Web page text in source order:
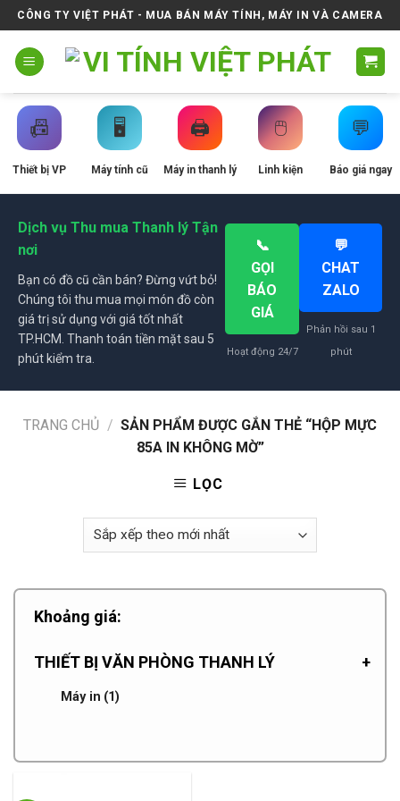
Skip
to
content
CÔNG TY VIỆT PHÁT - MUA BÁN MÁY TÍNH, MÁY IN VÀ CAMERA
📠
Thiết bị VP
🖥️
Máy tính cũ
🖨️
Máy in thanh lý
🖱️
Linh kiện
💬
Báo giá ngay
Dịch vụ Thu mua Thanh lý Tận
nơi
Bạn có đồ cũ cần bán? Đừng vứt bỏ!
Chúng tôi thu mua mọi món đồ còn
giá trị sử dụng với giá tốt nhất
TP.HCM. Thanh toán tiền mặt sau 5
phút kiểm tra.
📞
GỌI
BÁO
GIÁ
Hoạt động 24/7
💬
CHAT
ZALO
Phản hồi sau 1
phút
TRANG CHỦ / SẢN PHẨM ĐƯỢC GẮN THẺ “HỘP MỰC
85A IN KHÔNG MỜ”
LỌC
Khoảng giá:
THIẾT BỊ VĂN PHÒNG THANH LÝ +
Máy in (1)